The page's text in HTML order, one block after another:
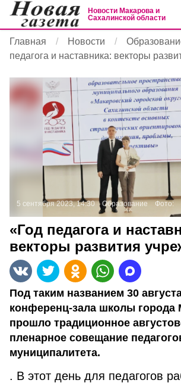
Новости Макарова и
Сахалинской области
Главная Новости
педагога и наставника: векторы
5 сентября 2023, 14:30 Образование Фото:
«Год педагога и
векторы развития
Под таким названием 30
конференц-зала школы города
прошло традиционное
пленарное совещание
муниципалитета.
. В этот день для педагогов